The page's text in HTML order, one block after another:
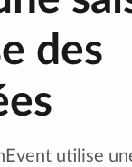
des
utilise